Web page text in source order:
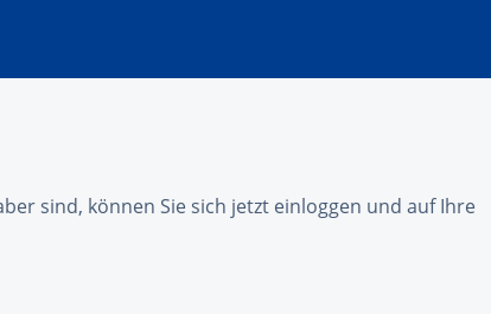
sind, können Sie sich jetzt einloggen und auf Ihre